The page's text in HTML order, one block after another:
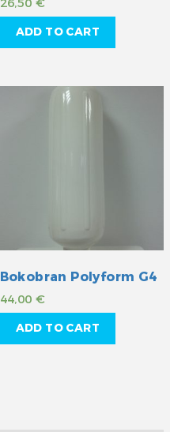
ADD TO CART
Bokobran Polyform G4
44,00€
ADD TO CART